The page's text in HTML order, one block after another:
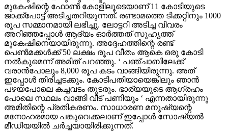
മുകേഷിന്റെ ഫോണ്‍ കോളിലൂടെയാണ് 11 കോടിയുടെ
ജാക്ക്‌പോട്ട് അടിച്ചതറിയുന്നത്. രണ്ടാമത്തെ ടിക്കറ്റിനും 1000
രൂപ സമ്മാനമായി ലഭിച്ചു. ലോട്ടറി അടിച്ച വിവരം
അറിഞ്ഞപ്പോള്‍ ആദ്യം ഓര്‍ത്തത് സുഹൃത്ത്
മുകേഷിനെയായിരുന്നു. അദ്ദേഹത്തിന്റെ രണ്ട്
പെണ്‍മക്കള്‍ക്ക് 50 ലക്ഷം രൂപ വീതം ആകെ ഒരു കോടി
നല്‍കുമെന്ന് അമിത് പറഞ്ഞു. ‘ പഞ്ചാബിലേക്ക്
വരാന്‍പോലും 8,000 രൂപ കടം വാങ്ങിയിരുന്നു. അത്
ഇപ്പോള്‍ തിരിച്ചടക്കും. കോടിപതിയായെങ്കിലും ഞാന്‍
പഴയപോലെ കച്ചവടം തുടരും. ഭാര്യയുടെ ആഗ്രഹം
പോലെ സ്ഥലം വാങ്ങി വീട് പണിയും ‘ എന്നതായിരുന്നു
അമിതിന്റെ പ്രതികരണം. സാധാരണ മനുഷ്യന്റെ
മനോഹരമായ പങ്കുവെക്കലാണ് ഇപ്പോള്‍ സോഷ്യല്‍
മീഡിയയില്‍ ചര്‍ച്ചയായിരിക്കുന്നത്.